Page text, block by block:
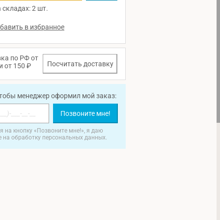
складах: 2 шт.
по РФ от
от 150 ₽
Посчитать доставку
менеджер оформил мой заказ:
Позвоните мне!
на кнопку «Позвоните мне!», я даю
на обработку персональных данных.